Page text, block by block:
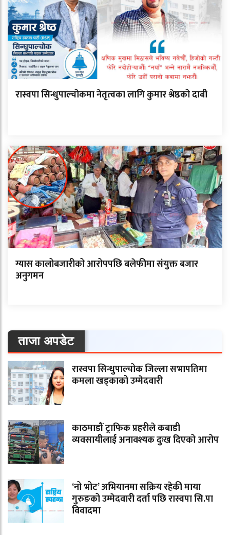
रास्वपा सिन्धुपाल्चोकमा नेतृत्वका लागि कुमार श्रेष्ठको दाबी
ग्यास कालोबजारीको आरोपपछि बलेफीमा संयुक्त बजार
अनुगमन
ताजा अपडेट
रास्वपा सिन्धुपाल्चोक जिल्ला सभापतिमा
कमला खड्काको उम्मेदवारी
काठमाडौं ट्राफिक प्रहरीले कबाडी
व्यवसायीलाई अनावश्यक दुःख दिएको आरोप
‘नो भोट’ अभियानमा सक्रिय रहेकी माया
गुरुङको उम्मेदवारी दर्ता पछि रास्वपा सि.पा
विवादमा